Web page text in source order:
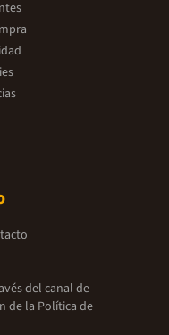
del canal de
de la Política de